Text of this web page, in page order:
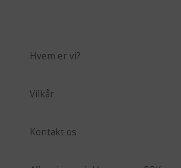
Hvem er vi?
Vilkår
Kontakt os